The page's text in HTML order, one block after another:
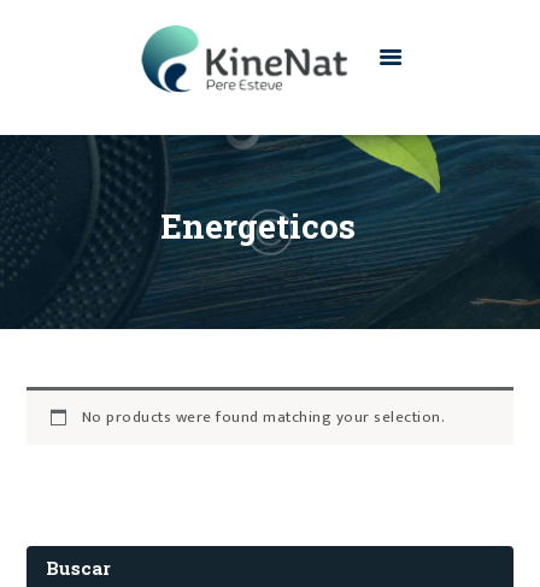
Energeticos
INICIO
CONÓCENOS
SERVICIOS
CONTACTO
No products were found matching your selection.
Buscar